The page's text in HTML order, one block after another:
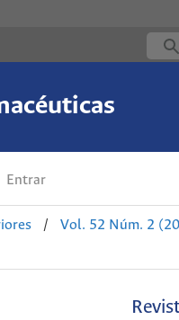
Entrar
/ Vol. 52 Núm. 2